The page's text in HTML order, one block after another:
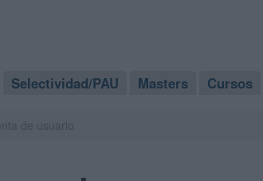
Selectividad/PAU Masters Cursos